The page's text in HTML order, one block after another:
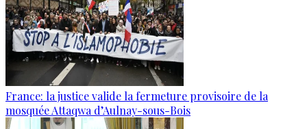
France: la justice valide la fermeture provisoire de la
mosquée Attaqwa d’Aulnay-sous-Bois